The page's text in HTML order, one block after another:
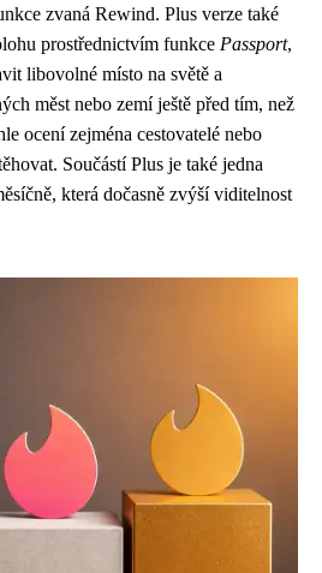
zvaná Rewind. Plus verze také
prostřednictvím funkce Passport,
libovolné místo na světě a
měst nebo zemí ještě před tím, než
ocení zejména cestovatelé nebo
Součástí Plus je také jedna
která dočasně zvýší viditelnost